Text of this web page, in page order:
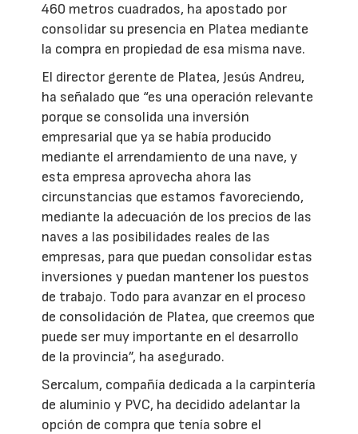
460 metros cuadrados, ha apostado por
consolidar su presencia en Platea mediante
la compra en propiedad de esa misma nave.
El director gerente de Platea, Jesús Andreu,
ha señalado que “es una operación relevante
porque se consolida una inversión
empresarial que ya se había producido
mediante el arrendamiento de una nave, y
esta empresa aprovecha ahora las
circunstancias que estamos favoreciendo,
mediante la adecuación de los precios de las
naves a las posibilidades reales de las
empresas, para que puedan consolidar estas
inversiones y puedan mantener los puestos
de trabajo. Todo para avanzar en el proceso
de consolidación de Platea, que creemos que
puede ser muy importante en el desarrollo
de la provincia”, ha asegurado.
Sercalum, compañía dedicada a la carpintería
de aluminio y PVC, ha decidido adelantar la
opción de compra que tenía sobre el